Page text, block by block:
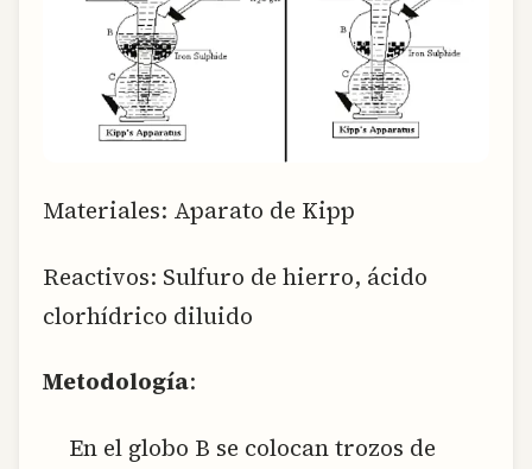
Materiales: Aparato de Kipp
Reactivos: Sulfuro de hierro, ácido
clorhídrico diluido
Metodología:
En el globo B se colocan trozos de